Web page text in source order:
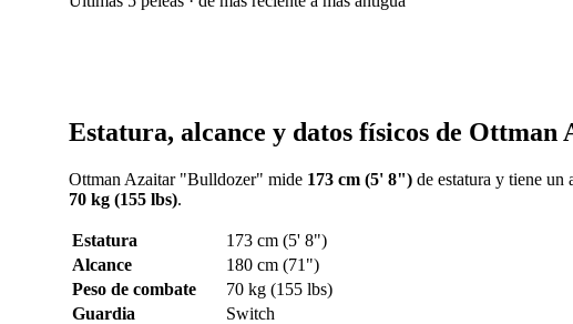
Estatura, alcance y datos físicos de Ottman
Ottman Azaitar "Bulldozer" mide 173 cm (5' 8")de estatura y tiene un
70 kg (155 lbs).
Estatura
173 cm (5' 8")
Alcance
180 cm (71")
Peso de combate
70 kg (155 lbs)
Guardia
Switch